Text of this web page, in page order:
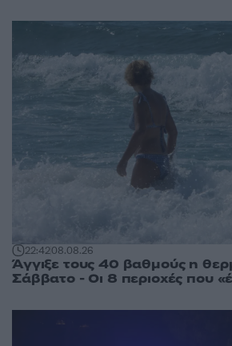
22:4208.08.26
Άγγιξε τους 40 βαθμούς η
Σάββατο - Οι 8 περιοχές που